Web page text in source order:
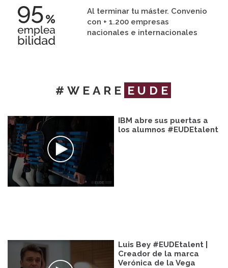
Al terminar tu máster. Convenio
con + 1.200 empresas
nacionales e internacionales
#WEARE EUDE
IBM abre sus puertas a
los alumnos #EUDEtalent
Luis Bey #EUDEtalent |
Creador de la marca
Verónica de la Vega